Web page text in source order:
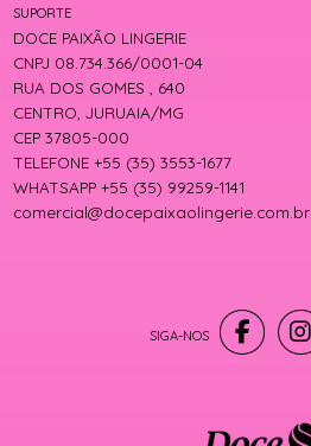
SUPORTE
DOCE PAIXÃO LINGERIE
CNPJ 08.734.366/0001-04
RUA DOS GOMES , 640
CENTRO, JURUAIA/MG
CEP 37805-000
TELEFONE +55 (35) 3553-1677
WHATSAPP +55 (35) 99259-1141
comercial@docepaixaolingerie.com.br